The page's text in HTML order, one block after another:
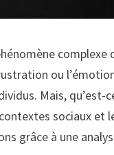
ou
Mais,
sociaux et
grâce à une